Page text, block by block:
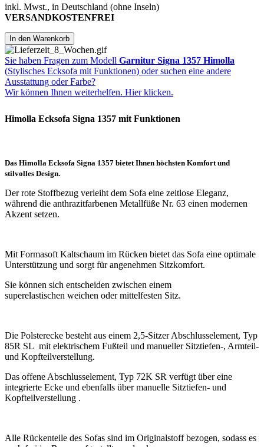
inkl. Mwst., in Deutschland (ohne Inseln)
VERSANDKOSTENFREI
Sie haben Fragen zum Modell Garnitur Signa 1357 Himolla
(Stylisches Ecksofa mit Funktionen) oder suchen eine andere
Ausstattung oder Farbe?
Wir können Ihnen weiterhelfen. Hier klicken.
Himolla Ecksofa Signa 1357 mit Funktionen
Das Himolla Ecksofa Signa 1357 bietet Ihnen höchsten Komfort und
stilvolles Design.
Derrote Stoffbezug verleiht dem Sofa eine zeitlose Eleganz,
während die anthrazitfarbenen Metallfüße Nr. 63 einen modernen
Akzent setzen.
Mit Formasoft Kaltschaum im Rücken bietet das Sofa eine optimale
Unterstützung und sorgt für angenehmen Sitzkomfort.
Sie können sich entscheiden zwischen einem
superelastischen weichen odermittelfesten Sitz.
Die Polsterecke besteht aus einem 2,5-Sitzer Abschlusselement, Typ
85R SL mit elektrischem Fußteil und manueller Sitztiefen-, Armteil-
und Kopfteilverstellung.
Das offene Abschlusselement, Typ 72K SR verfügt über eine
integrierte Ecke und ebenfalls über manuelle Sitztiefen- und
Kopfteilverstellung .
Alle Rückenteile des Sofas sind im Originalstoff bezogen, sodass es